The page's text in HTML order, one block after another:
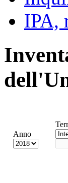
IPA,
Anno